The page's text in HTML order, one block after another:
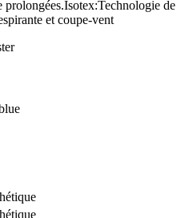
prolongées.Isotex:Technologie de
et coupe-vent